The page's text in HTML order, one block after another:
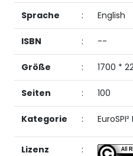
Sprache : English
ISBN : --
Größe : 1700 *
Seiten : 100
Kategorie :
Lizenz :